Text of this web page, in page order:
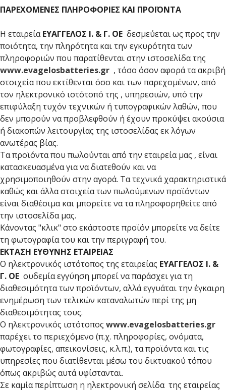
ΠΑΡΕΧΟΜΕΝΕΣ ΠΛΗΡΟΦΟΡΙΕΣ ΚΑΙ ΠΡΟΪΟΝΤΑ
H εταιρείαΕΥΑΓΓΕΛΟΣ Ι. & Γ. ΟΕ δεσμεύεται ως προς την
ποιότητα, την πληρότητα και την εγκυρότητα των
πληροφοριών που παρατίθενται στην ιστοσελίδα της
www.evagelosbatteries.gr , τόσο όσον αφορά τα ακριβή
στοιχεία που εκτίθενται όσο και των παρεχομένων, από
τον ηλεκτρονικό ιστότοπό της , υπηρεσιών, υπό την
επιφύλαξη τυχόν τεχνικών ή τυπογραφικών λαθών, που
δεν μπορούν να προβλεφθούν ή έχουν προκύψει ακούσια
ή διακοπών λειτουργίας της ιστοσελίδας εκ λόγων
ανωτέρας βίας.
Τα προϊόντα που πωλούνται από την εταιρεία μας , είναι
κατασκευασμένα για να διατεθούν και να
χρησιμοποιηθούν στην αγορά. Τα τεχνικά χαρακτηριστικά
καθώς και άλλα στοιχεία των πωλούμενων προϊόντων
είναι διαθέσιμα και μπορείτε να τα πληροφορηθείτε από
την ιστοσελίδα μας.
Κάνοντας "κλικ" στο εκάστοστε προϊόν μπορείτε να δείτε
τη φωτογραφία του και την περιγραφή του.
ΕΚΤΑΣΗ ΕΥΘΥΝΗΣ ΕΤΑΙΡΕΙΑΣ
Ο ηλεκτρονικός ιστότοπος της εταιρείας ΕΥΑΓΓΕΛΟΣ Ι. &
Γ. ΟΕ ουδεμία εγγύηση μπορεί να παράσχει για τη
διαθεσιμότητα των προϊόντων, αλλά εγγυάται την έγκαιρη
ενημέρωση των τελικών καταναλωτών περί της μη
διαθεσιμότητας τους.
Ο ηλεκτρονικός ιστότοπος www.evagelosbatteries.gr
παρέχει το περιεχόμενο (π.χ. πληροφορίες, ονόματα,
φωτογραφίες, απεικονίσεις, κ.λ.π.), τα προϊόντα και τις
υπηρεσίες που διατίθενται μέσω του δικτυακού τόπου
όπως ακριβώς αυτά υφίστανται.
Σε καμία περίπτωση η ηλεκτρονική σελίδα της εταιρείας